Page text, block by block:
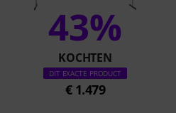
43%
KOCHTEN
DIT EXACTE PRODUCT
€ 1.479